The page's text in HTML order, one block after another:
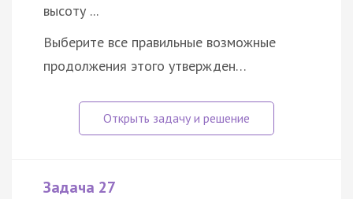
высоту ...
Выберите все правильные возможные
продолжения этого утвержден…
Задача 27